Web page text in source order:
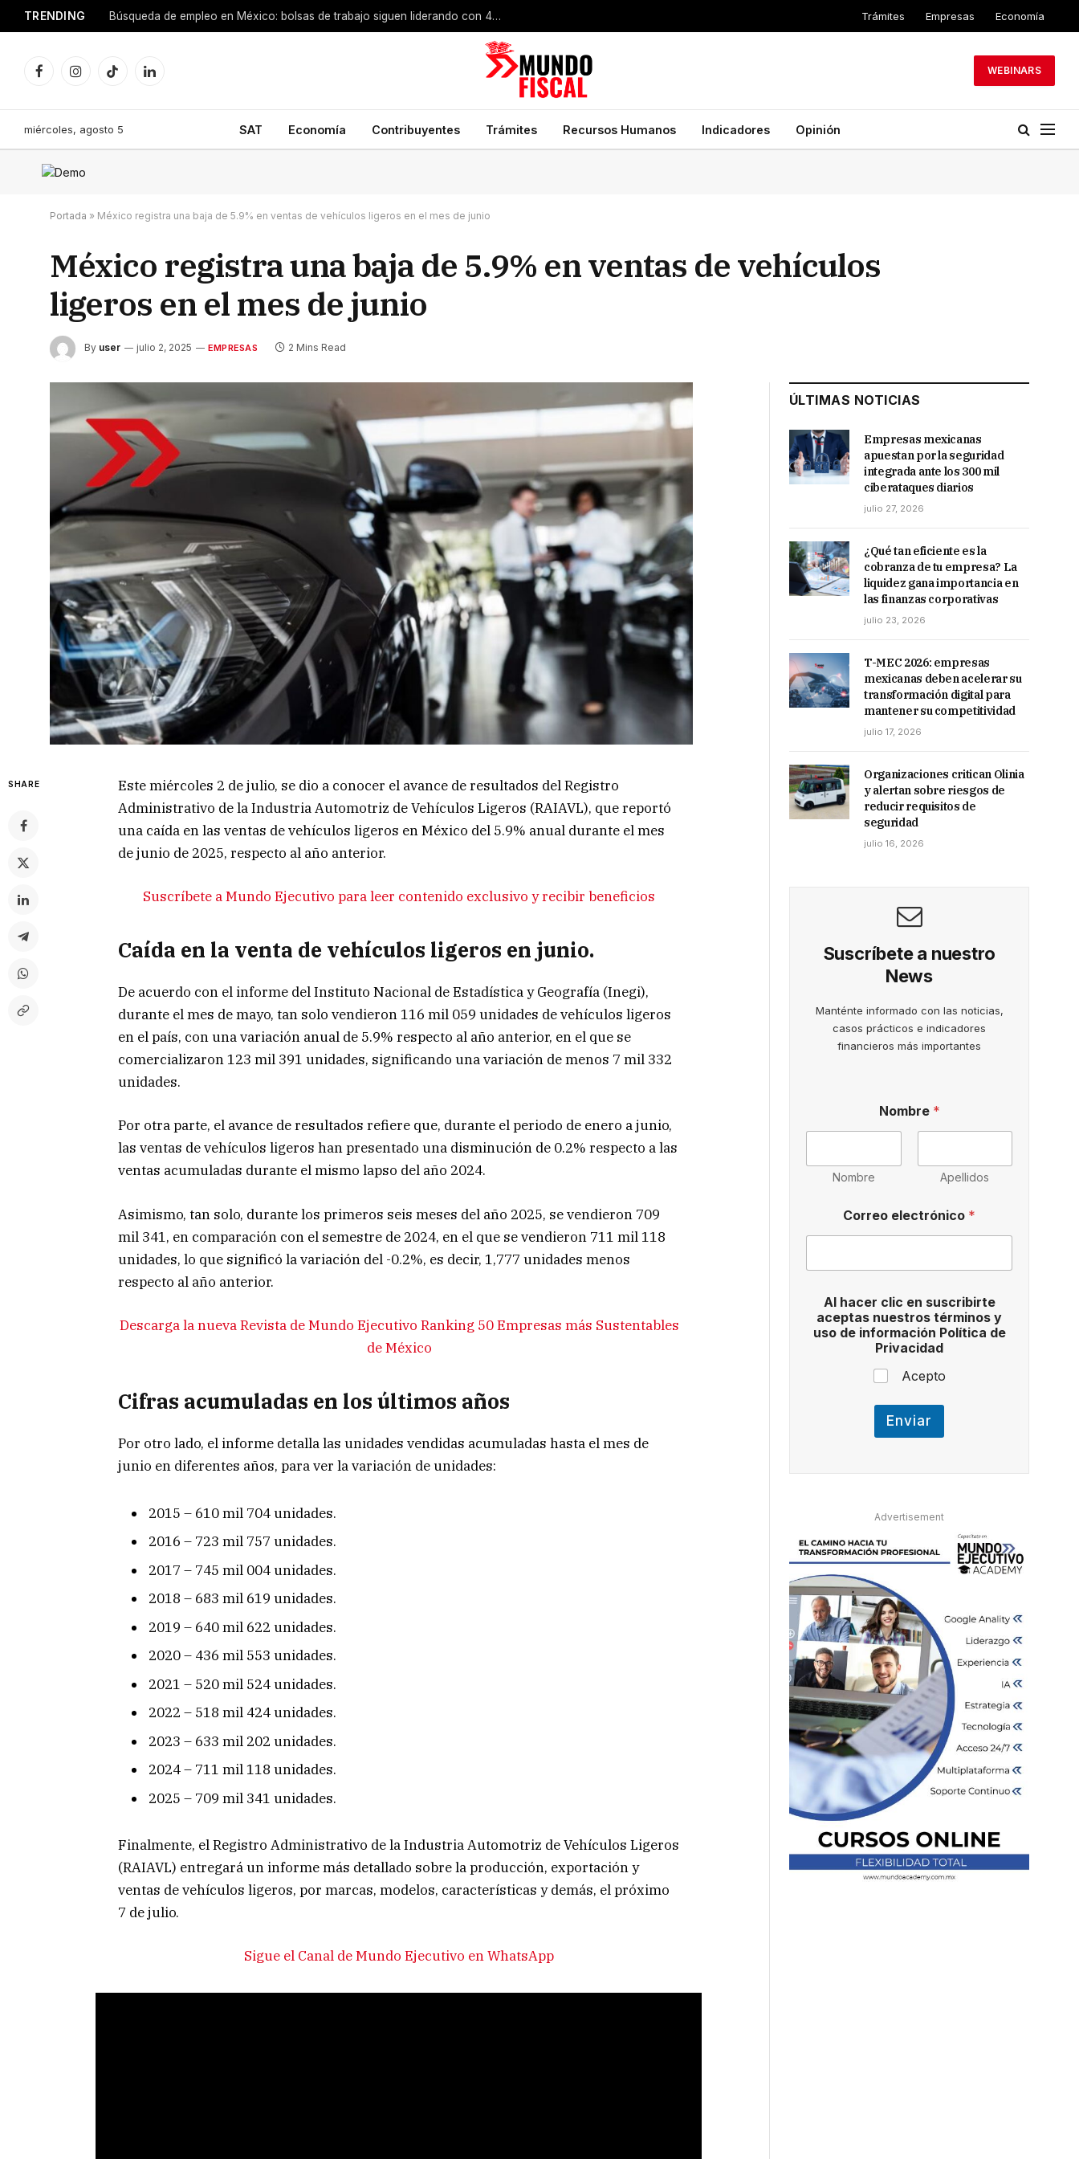
TRENDING Búsqueda de empleo en México: bolsas de trabajo siguen liderando con 49% de preferencia Trámites Empresas Economía
FacebookInstagramTikTokLinkedIn
WEBINARS
miércoles, agosto 5 SAT Economía Contribuyentes Trámites Recursos Humanos Indicadores Opinión
Portada » México registra una baja de 5.9% en ventas de vehículos ligeros en el mes de junio
México registra una baja de 5.9% en ventas de vehículos
ligeros en el mes de junio
By user julio 2, 2025 EMPRESAS 2 Mins Read
SHARE
Este miércoles 2 de julio, se dio a conocer el avance de resultados del Registro
Administrativo de la Industria Automotriz de Vehículos Ligeros (RAIAVL), que reportó
una caída en las ventas de vehículos ligeros en México del 5.9% anual durante el mes
de junio de 2025, respecto al año anterior.
Suscríbete a Mundo Ejecutivo para leer contenido exclusivo y recibir beneficios
Caída en la venta de vehículos ligeros en junio.
De acuerdo con el informe del Instituto Nacional de Estadística y Geografía (Inegi),
durante el mes de mayo, tan solo vendieron 116 mil 059 unidades de vehículos ligeros
en el país, con una variación anual de 5.9% respecto al año anterior, en el que se
comercializaron 123 mil 391 unidades, significando una variación de menos 7 mil 332
unidades.
Por otra parte, el avance de resultados refiere que, durante el periodo de enero a junio,
las ventas de vehículos ligeros han presentado una disminución de 0.2% respecto a las
ventas acumuladas durante el mismo lapso del año 2024.
Asimismo, tan solo, durante los primeros seis meses del año 2025, se vendieron 709
mil 341, en comparación con el semestre de 2024, en el que se vendieron 711 mil 118
unidades, lo que significó la variación del -0.2%, es decir, 1,777 unidades menos
respecto al año anterior.
Descarga la nueva Revista de Mundo Ejecutivo Ranking 50 Empresas más Sustentables
de México
Cifras acumuladas en los últimos años
Por otro lado, el informe detalla las unidades vendidas acumuladas hasta el mes de
junio en diferentes años, para ver la variación de unidades:
2015 – 610 mil 704 unidades.
2016 – 723 mil 757 unidades.
2017 – 745 mil 004 unidades.
2018 – 683 mil 619 unidades.
2019 – 640 mil 622 unidades.
2020 – 436 mil 553 unidades.
2021 – 520 mil 524 unidades.
2022 – 518 mil 424 unidades.
2023 – 633 mil 202 unidades.
2024 – 711 mil 118 unidades.
2025 – 709 mil 341 unidades.
Finalmente, el Registro Administrativo de la Industria Automotriz de Vehículos Ligeros
(RAIAVL) entregará un informe más detallado sobre la producción, exportación y
ventas de vehículos ligeros, por marcas, modelos, características y demás, el próximo
7 de julio.
Sigue el Canal de Mundo Ejecutivo en WhatsApp
ÚLTIMAS NOTICIAS
Empresas mexicanas
apuestan por la seguridad
integrada ante los 300 mil
ciberataques diarios
julio 27, 2026
¿Qué tan eficiente es la
cobranza de tu empresa? La
liquidez gana importancia en
las finanzas corporativas
julio 23, 2026
T-MEC 2026: empresas
mexicanas deben acelerar su
transformación digital para
mantener su competitividad
julio 17, 2026
Organizaciones critican Olinia
y alertan sobre riesgos de
reducir requisitos de
seguridad
julio 16, 2026
Suscríbete a nuestro
News
Manténte informado con las noticias,
casos prácticos e indicadores
financieros más importantes
Nombre *
Nombre Apellidos
Correo electrónico *
a
c
e
p
a
d
e
Al hacer clic en suscribirte
aceptas nuestros términos y
uso de información Política de
Privacidad
Acepto
Enviar
Advertisement